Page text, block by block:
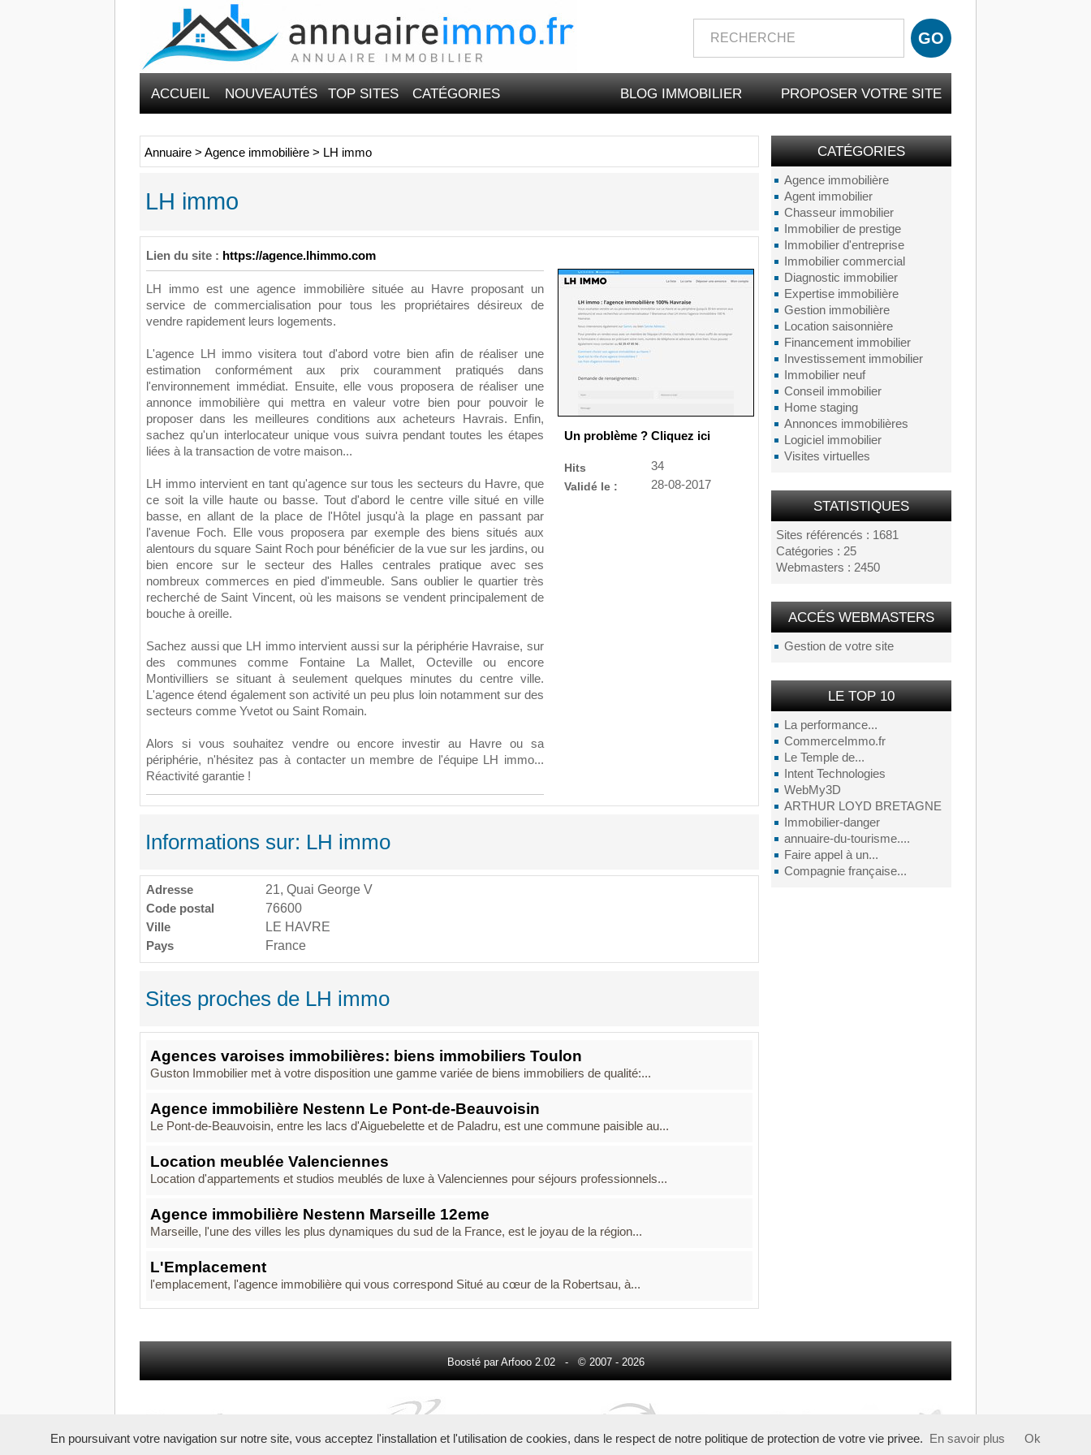
ACCUEIL NOUVEAUTÉS TOP SITES CATÉGORIES PROPOSER VOTRE SITE
BLOG IMMOBILIER
CATÉGORIES
Agence immobilière
Agent immobilier
Chasseur immobilier
Immobilier de prestige
Immobilier d'entreprise
Immobilier commercial
Diagnostic immobilier
Expertise immobilière
Gestion immobilière
Location saisonnière
Financement immobilier
Investissement immobilier
Immobilier neuf
Conseil immobilier
Home staging
Annonces immobilières
Logiciel immobilier
Visites virtuelles
STATISTIQUES
Sites référencés : 1681
Catégories : 25
Webmasters : 2450
ACCÉS WEBMASTERS
Gestion de votre site
LE TOP 10
La performance...
CommerceImmo.fr
Le Temple de...
Intent Technologies
WebMy3D
ARTHUR LOYD BRETAGNE
Immobilier-danger
annuaire-du-tourisme....
Faire appel à un...
Compagnie française...
Annuaire > Agence immobilière > LH immo
LH immo
Lien du site : https://agence.lhimmo.com
LH immo est une agence immobilière située au Havre proposant un
service de commercialisation pour tous les propriétaires désireux de
vendre rapidement leurs logements.
L'agence LH immo visitera tout d'abord votre bien afin de réaliser une
estimation conformément aux prix couramment pratiqués dans
l'environnement immédiat. Ensuite, elle vous proposera de réaliser une
annonce immobilière qui mettra en valeur votre bien pour pouvoir le
proposer dans les meilleures conditions aux acheteurs Havrais. Enfin,
sachez qu'un interlocateur unique vous suivra pendant toutes les étapes
liées à la transaction de votre maison...
LH immo intervient en tant qu'agence sur tous les secteurs du Havre, que
ce soit la ville haute ou basse. Tout d'abord le centre ville situé en ville
basse, en allant de la place de l'Hôtel jusqu'à la plage en passant par
l'avenue Foch. Elle vous proposera par exemple des biens situés aux
alentours du square Saint Roch pour bénéficier de la vue sur les jardins, ou
bien encore sur le secteur des Halles centrales pratique avec ses
nombreux commerces en pied d'immeuble. Sans oublier le quartier très
recherché de Saint Vincent, où les maisons se vendent principalement de
bouche à oreille.
Sachez aussi que LH immo intervient aussi sur la périphérie Havraise, sur
des communes comme Fontaine La Mallet, Octeville ou encore
Montivilliers se situant à seulement quelques minutes du centre ville.
L'agence étend également son activité un peu plus loin notamment sur des
secteurs comme Yvetot ou Saint Romain.
Alors si vous souhaitez vendre ou encore investir au Havre ou sa
périphérie, n'hésitez pas à contacter un membre de l'équipe LH immo...
Réactivité garantie !
Un problème ? Cliquez ici
Hits
34
Validé le :
28-08-2017
Informations sur: LH immo
Adresse
21, Quai George V
Code postal
76600
Ville
LE HAVRE
Pays
France
Sites proches de LH immo
Agences varoises immobilières: biens immobiliers Toulon
Guston Immobilier met à votre disposition une gamme variée de biens immobiliers de qualité:...
Agence immobilière Nestenn Le Pont-de-Beauvoisin
Le Pont-de-Beauvoisin, entre les lacs d'Aiguebelette et de Paladru, est une commune paisible au...
Location meublée Valenciennes
Location d'appartements et studios meublés de luxe à Valenciennes pour séjours professionnels...
Agence immobilière Nestenn Marseille 12eme
Marseille, l'une des villes les plus dynamiques du sud de la France, est le joyau de la région...
L'Emplacement
l'emplacement, l'agence immobilière qui vous correspond Situé au cœur de la Robertsau, à...
Boosté par Arfooo 2.02 - © 2007 - 2026
En poursuivant votre navigation sur notre site, vous acceptez l'installation et l'utilisation de cookies, dans le respect de notre politique de protection de votre vie privee. En savoir plus Ok